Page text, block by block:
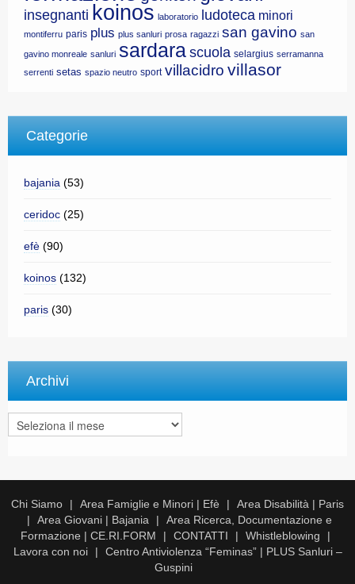
insegnanti koinos laboratorio ludoteca minori
montiferru paris plus plus sanluri prosa ragazzi san gavino san
gavino monreale sanluri sardara scuola selargius serramanna
serrenti setas spazio neutro sport villacidro villasor
Categorie
bajania (53)
ceridoc (25)
efè (90)
koinos (132)
paris (30)
Archivi
Archivi
Chi Siamo Area Famiglie e Minori | Efè
Area Disabilità | Paris
Area Giovani | Bajania
Area Ricerca, Documentazione e
Formazione | CE.RI.FORM
CONTATTI
Whistleblowing
Lavora con noi
Centro Antiviolenza “Feminas” | PLUS Sanluri –
Guspini